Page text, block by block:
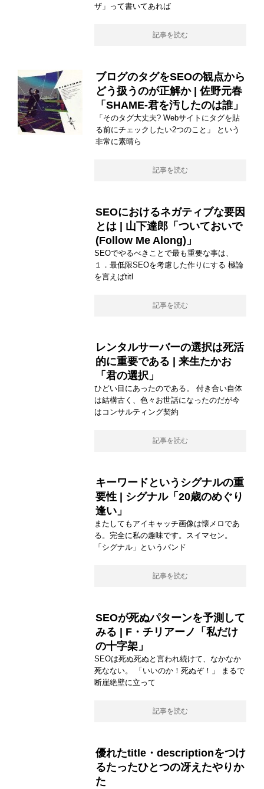
ザ」って書いてあれば
記事を読む
ブログのタグをSEOの観点から
どう扱うのが正解か | 佐野元春
「SHAME-君を汚したのは誰」
「そのタグ大丈夫? Webサイトにタグを貼
る前にチェックしたい2つのこと」 という
非常に素晴ら
記事を読む
SEOにおけるネガティブな要因
とは | 山下達郎「ついておいで
(Follow Me Along)」
SEOでやるべきことで最も重要な事は、
１．最低限SEOを考慮した作りにする 極論
を言えばtitl
記事を読む
レンタルサーバーの選択は死活
的に重要である | 来生たかお
「君の選択」
ひどい目にあったのである。 付き合い自体
は結構古く、色々お世話になったのだが今
はコンサルティング契約
記事を読む
キーワードというシグナルの重
要性 | シグナル「20歳のめぐり
逢い」
またしてもアイキャッチ画像は懐メロであ
る。完全に私の趣味です。スイマセン。
「シグナル」というバンド
記事を読む
SEOが死ぬパターンを予測して
みる | F・チリアーノ「私だけ
の十字架」
SEOは死ぬ死ぬと言われ続けて、なかなか
死なない。 「いいのか！死ぬぞ！」 まるで
断崖絶壁に立って
記事を読む
優れたtitle・descriptionをつけ
るたったひとつの冴えたやりか
た